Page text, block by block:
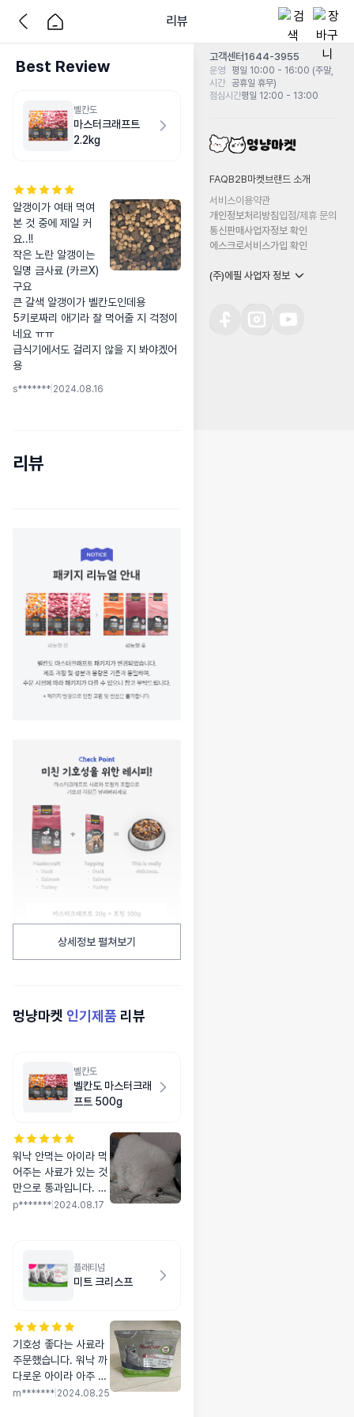
리뷰
Best Review
벨칸도
마스터크래프트
2.2kg
알갱이가 여태 먹여
본 것 중에 제일 커
요..!!
작은 노란 알갱이는
일명 금사료 (카르X)
구요
큰 갈색 알갱이가 벨칸도인데용
5키로짜리 애기라 잘 먹어줄 지 걱정이
네요 ㅠㅠ
급식기에서도 걸리지 않을 지 봐야겠어
용
s******* 2024.08.16
리뷰
상세정보 펼쳐보기
멍냥마켓 인기제품 리뷰
벨칸도
벨칸도 마스터크래
프트 500g
워낙 안먹는 아이라 먹
어주는 사료가 있는 것
만으로 통과입니다. 2
키로인데 잘개 씹어서
p******* 2024.08.17
플래티넘
미트 크리스프
기호성 좋다는 사료라
주문했습니다. 워낙 까
다로운 아이라 아주 잘
먹지는 않지만 어느정
m******* 2024.08.25
고객센터1644-3955
운영
시간
평일 10:00 - 16:00 (주말,
공휴일 휴무)
점심시간평일 12:00 - 13:00
FAQB2B마켓 브랜드 소개
서비스이용약관
개인정보처리방침입점/제휴 문의
통신판매사업자정보 확인
에스크로서비스가입 확인
(주)에필 사업자 정보